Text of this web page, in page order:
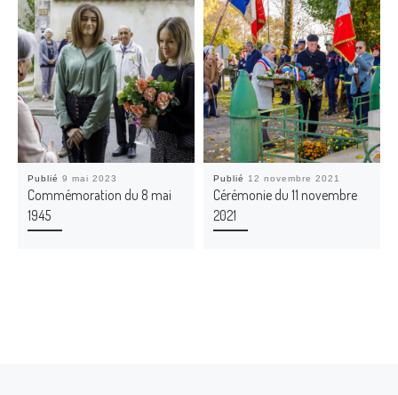
Publié9 mai 2023
Commémoration du 8 mai
1945
Publié 12 novembre 2021
Cérémonie du 11 novembre
2021